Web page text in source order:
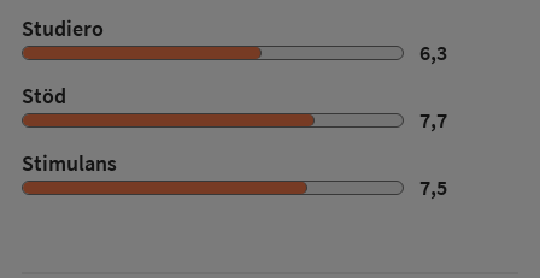
Studiero
6,3
Stöd
7,7
Stimulans
7,5